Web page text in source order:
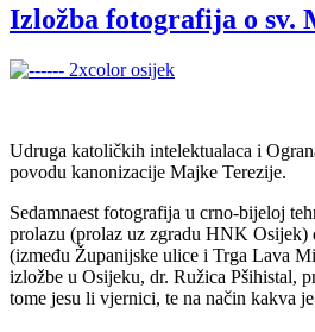
Izložba fotografija o sv.
Udruga katoličkih intelektualaca i
povodu kanonizacije Majke Terezije.
Sedamnaest fotografija u crno-bijeloj
prolazu (prolaz uz zgradu HNK Osijek)
(između Županijske ulice i Trga Lava
izložbe u Osijeku, dr. Ružica Pšihistal,
tome jesu li vjernici, te na način kakva